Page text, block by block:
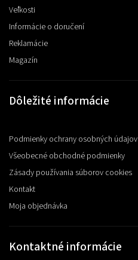
Veľkosti
Informácie o doručení
Reklamácie
Magazín
Dôležité informácie
Podmienky ochrany osobných údajov
Všeobecné obchodné podmienky
Zásady používania súborov cookies
Kontakt
Moja objednávka
Kontaktné informácie